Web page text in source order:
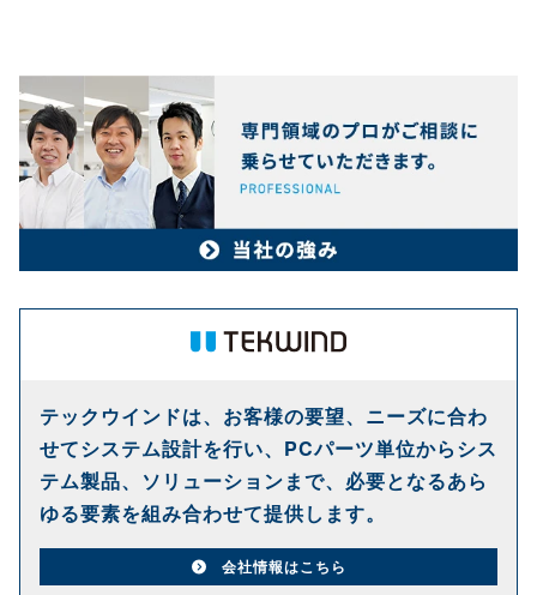
テックウインドは、お客様の要望、ニーズに合わ
せてシステム設計を行い、PCパーツ単位からシス
テム製品、ソリューションまで、必要となるあら
ゆる要素を組み合わせて提供します。
会社情報はこちら